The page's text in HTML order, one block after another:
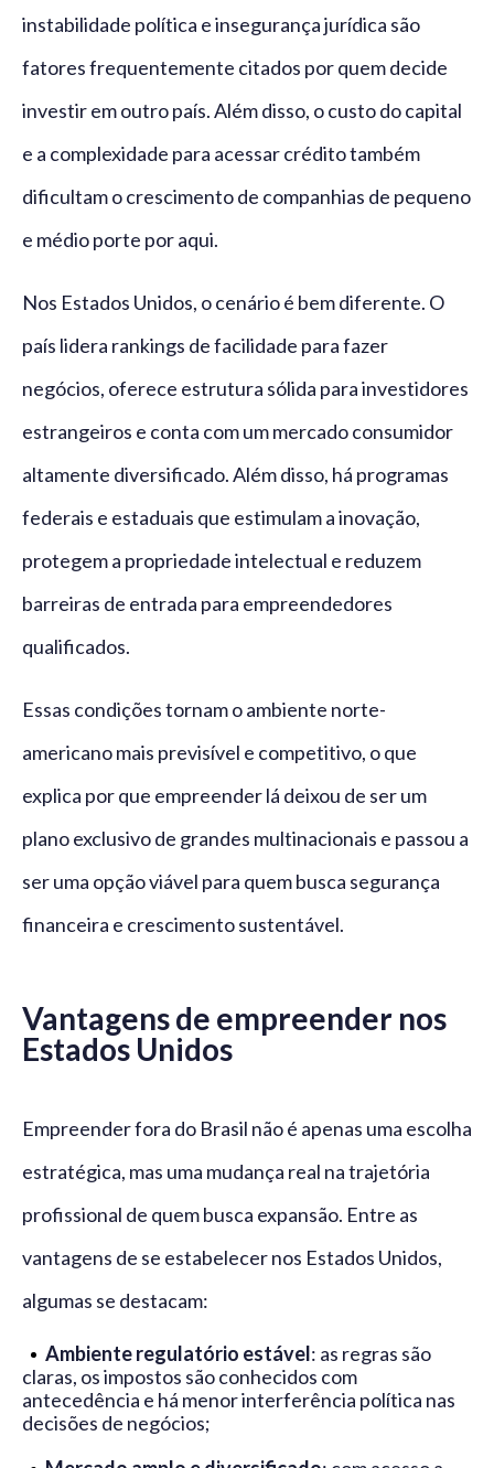
instabilidade política e insegurança jurídica são
fatores frequentemente citados por quem decide
investir em outro país. Além disso, o custo do capital
e a complexidade para acessar crédito também
dificultam o crescimento de companhias de pequeno
e médio porte por aqui.
Nos Estados Unidos, o cenário é bem diferente. O
país lidera rankings de facilidade para fazer
negócios, oferece estrutura sólida para investidores
estrangeiros e conta com um mercado consumidor
altamente diversificado. Além disso, há programas
federais e estaduais que estimulam a inovação,
protegem a propriedade intelectual e reduzem
barreiras de entrada para empreendedores
qualificados.
Essas condições tornam o ambiente norte-
americano mais previsível e competitivo, o que
explica por que empreender lá deixou de ser um
plano exclusivo de grandes multinacionais e passou a
ser uma opção viável para quem busca segurança
financeira e crescimento sustentável.
Vantagens de empreender nos
Estados Unidos
Empreender fora do Brasil não é apenas uma escolha
estratégica, mas uma mudança real na trajetória
profissional de quem busca expansão. Entre as
vantagens de se estabelecer nos Estados Unidos,
algumas se destacam:
Ambiente regulatório estável: as regras são
claras, os impostos são conhecidos com
antecedência e há menor interferência política nas
decisões de negócios;